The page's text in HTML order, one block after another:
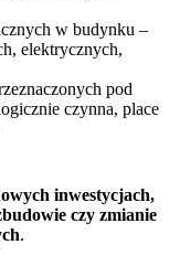
w budynku –
elektrycznych,
pod
czynna, place
inwestycjach,
czy zmianie
.